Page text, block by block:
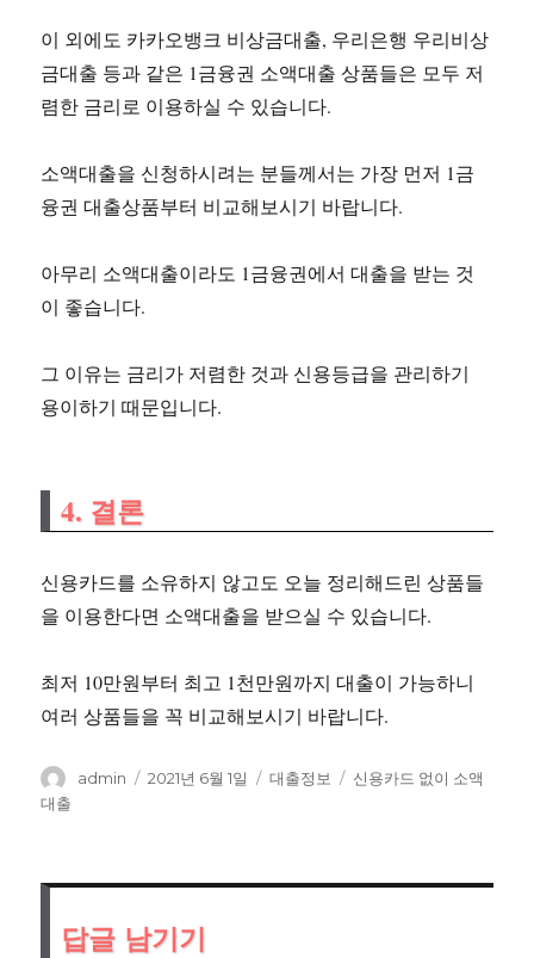
이 외에도 카카오뱅크 비상금대출, 우리은행 우리비상
금대출 등과 같은 1금융권 소액대출 상품들은 모두 저
렴한 금리로 이용하실 수 있습니다.
소액대출을 신청하시려는 분들께서는 가장 먼저 1금
융권 대출상품부터 비교해보시기 바랍니다.
아무리 소액대출이라도 1금융권에서 대출을 받는 것
이 좋습니다.
그 이유는 금리가 저렴한 것과 신용등급을 관리하기
용이하기 때문입니다.
4. 결론
신용카드를 소유하지 않고도 오늘 정리해드린 상품들
을 이용한다면 소액대출을 받으실 수 있습니다.
최저 10만원부터 최고 1천만원까지 대출이 가능하니
여러 상품들을 꼭 비교해보시기 바랍니다.
글
admin
작
2021년 6월 1일
카
대출정보
태
신용카드 없이 소액
대출
답글 남기기